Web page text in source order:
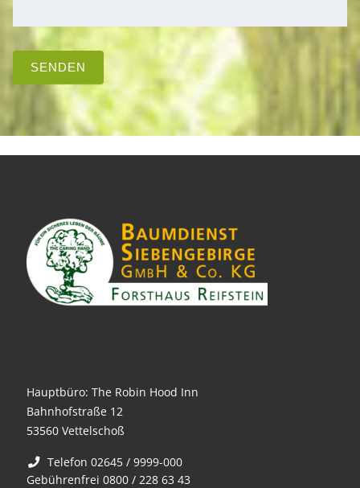
SENDEN
Hauptbüro: The Robin Hood Inn
Bahnhofstraße 12
53560 Vettelschoß
Telefon 02645 / 9999-000
Gebührenfrei 0800 / 228 63 43